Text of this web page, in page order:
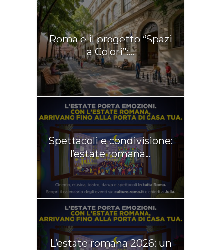
Roma e il progetto “Spazi
a Colori”:...
Spettacoli e condivisione:
l’estate romana...
L’estate romana 2026: un